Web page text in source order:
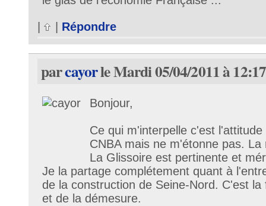
Répondre
parcayorle Mardi 05/04/2011 à 12:17
Bonjour,
Ce qui m'interpelle c'est
CNBA mais ne m'étonne pas.
La Glissoire est pertinente et
Je la partage complétement quant à
de la construction de Seine-Nord. C'est
et de la démesure.